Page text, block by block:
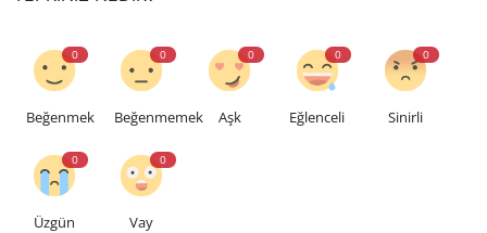
0
Beğenmek
0
Beğenmemek
0
Aşk
0
Eğlenceli
0
Sinirli
0
Üzgün
0
Vay